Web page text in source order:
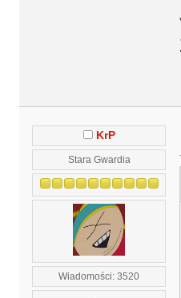
KrP
Stara Gwardia
Wiadomości: 3520